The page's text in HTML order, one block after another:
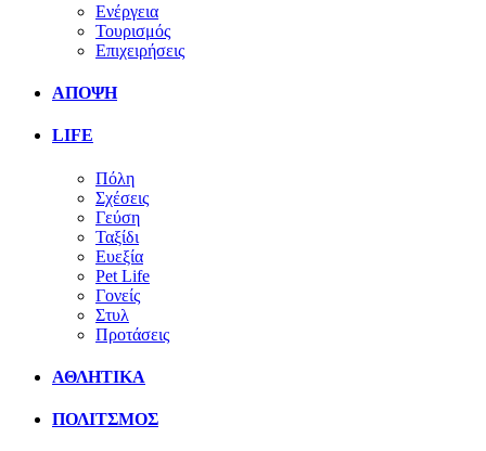
Ενέργεια
Τουρισμός
Επιχειρήσεις
ΑΠΟΨΗ
LIFE
Πόλη
Σχέσεις
Γεύση
Ταξίδι
Ευεξία
Pet Life
Γονείς
Στυλ
Προτάσεις
ΑΘΛΗΤΙΚΑ
ΠΟΛΙΤΣΜΟΣ